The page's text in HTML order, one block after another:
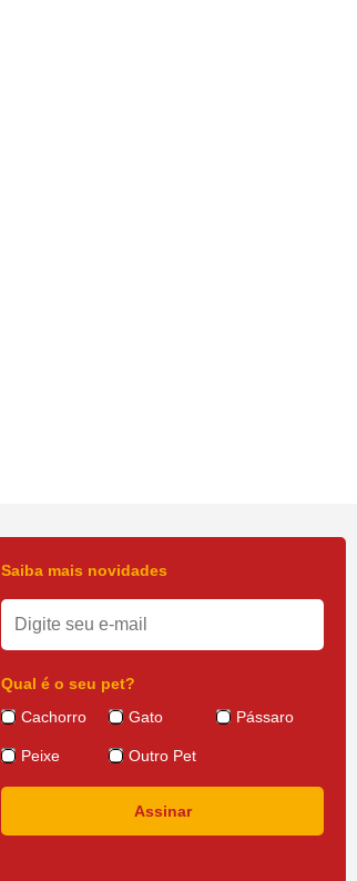
Saiba mais novidades
Qual é o seu pet?
Cachorro
Gato Pássaro
Peixe Outro Pet